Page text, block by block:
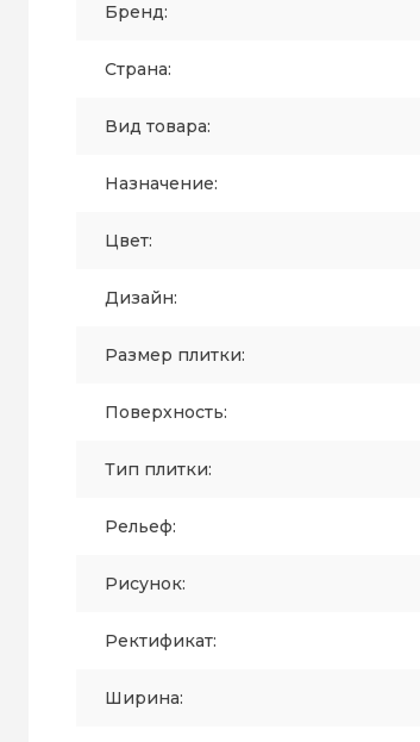
Бренд:
Страна:
Вид товара:
Назначение:
Цвет:
Дизайн:
Размер плитки:
Поверхность:
Тип плитки:
Рельеф:
Рисунок:
Ректификат:
Ширина: